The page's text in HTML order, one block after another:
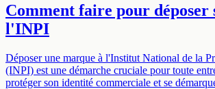
Comment faire pour déposer
l'INPI
Déposer une marque à l'Institut National de la
(INPI) est une démarche cruciale pour toute
protéger son identité commerciale et se